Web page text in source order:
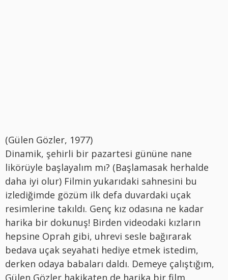
(Gülen Gözler, 1977)
Dinamik, şehirli bir pazartesi gününe nane
likörüyle başlayalım mı? (Başlamasak herhalde
daha iyi olur) Filmin yukarıdaki sahnesini bu
izlediğimde gözüm ilk defa duvardaki uçak
resimlerine takıldı. Genç kız odasına ne kadar
harika bir dokunuş! Birden videodaki kızların
hepsine Oprah gibi, uhrevi sesle bağırarak
bedava uçak seyahati hediye etmek istedim,
derken odaya babaları daldı. Demeye çalıştığım,
Gülen Gözler hakikaten de harika bir film.